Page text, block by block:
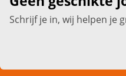
Schrijf je in, wij helpen je